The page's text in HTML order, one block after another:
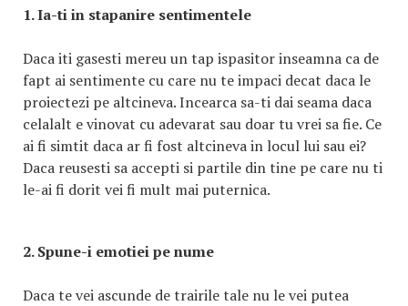
1. Ia-ti in stapanire sentimentele
Daca iti gasesti mereu un tap ispasitor inseamna ca de
fapt ai sentimente cu care nu te impaci decat daca le
proiectezi pe altcineva. Incearca sa-ti dai seama daca
celalalt e vinovat cu adevarat sau doar tu vrei sa fie. Ce
ai fi simtit daca ar fi fost altcineva in locul lui sau ei?
Daca reusesti sa accepti si partile din tine pe care nu ti
le-ai fi dorit vei fi mult mai puternica.
2. Spune-i emotiei pe nume
Daca te vei ascunde de trairile tale nu le vei putea